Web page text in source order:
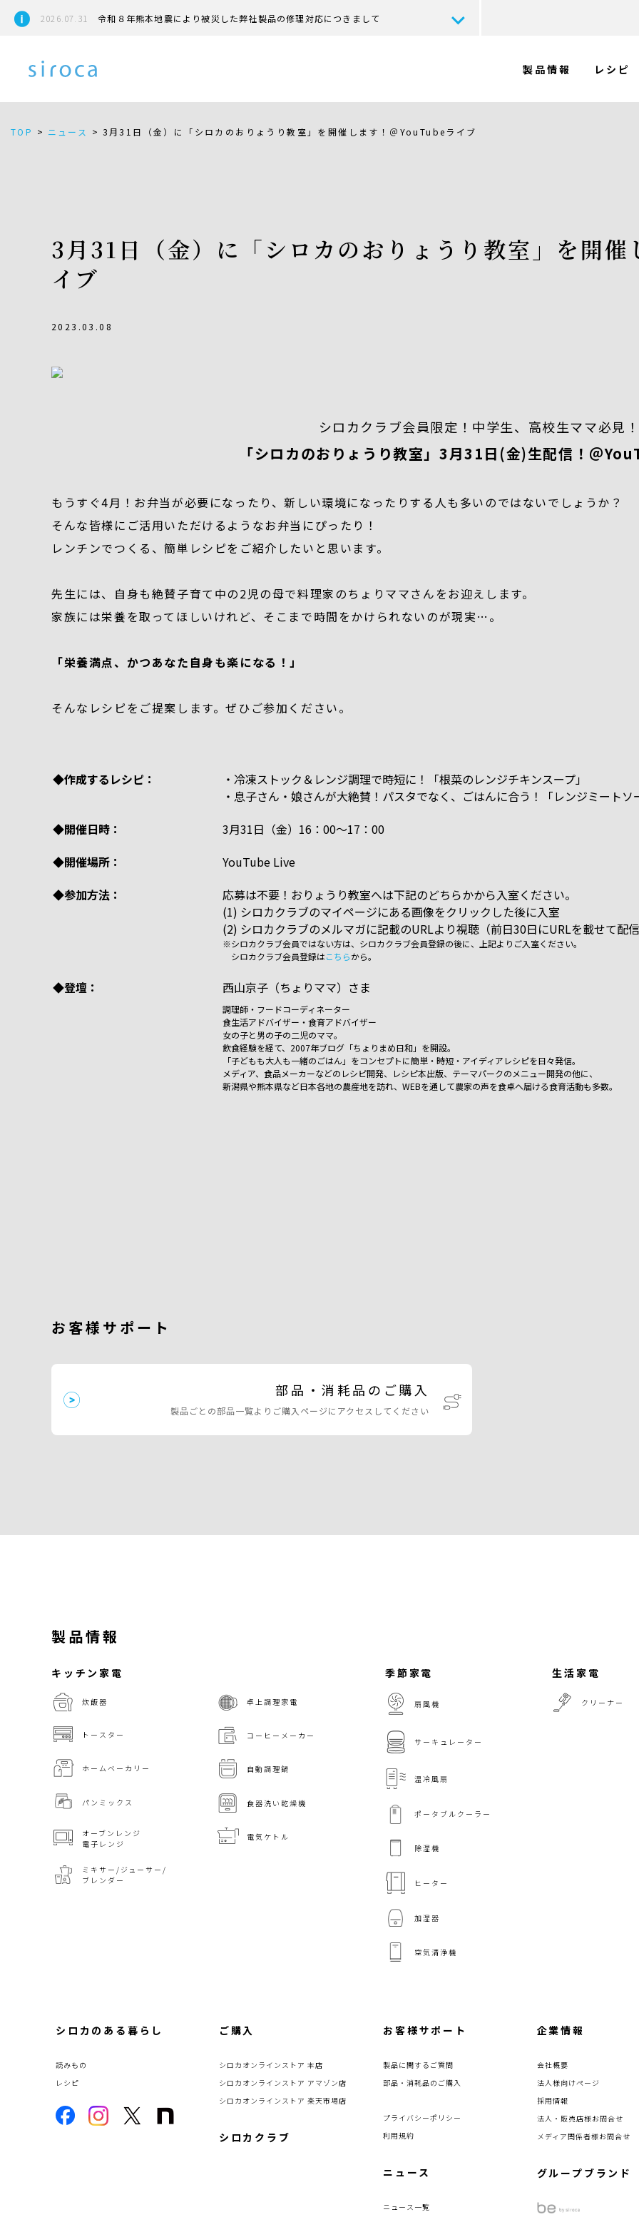
2026.07.31 令和８年熊本地震により被災した弊社製品の修理対応につきまして
製品情報 レシピ
TOP > ニュース > 3月31日（金）に「シロカのおりょうり教室」を開催します！＠YouTubeライブ
3月31日（金）に「シロカのおりょうり教室」を開
イブ
2023.03.08
シロカクラブ会員限定！中学生、高校生ママ必見！
「シロカのおりょうり教室」3月31日(金)生配信！＠
もうすぐ4月！お弁当が必要になったり、新しい環境になったりする人も多いのではないでしょうか？
そんな皆様にご活用いただけるようなお弁当にぴったり！
レンチンでつくる、簡単レシピをご紹介したいと思います。
先生には、自身も絶賛子育て中の2児の母で料理家のちょりママさんをお迎えします。
家族には栄養を取ってほしいけれど、そこまで時間をかけられないのが現実…。
「栄養満点、かつあなた自身も楽になる！」
そんなレシピをご提案します。ぜひご参加ください。
◆作成するレシピ：
・冷凍ストック＆レンジ調理で時短に！「根菜のレンジチキンスープ」
・息子さん・娘さんが大絶賛！パスタでなく、ごはんに合う！「レンジミートソ
◆開催日時：
3月31日（金）16：00～17：00
◆開催場所：
YouTube Live
◆参加方法：
応募は不要！おりょうり教室へは下記のどちらかから入室ください。
(1) シロカクラブのマイページにある画像をクリックした後に入室
(2) シロカクラブのメルマガに記載のURLより視聴（前日30日にURLを載せて配信
※シロカクラブ会員ではない方は、シロカクラブ会員登録の後に、上記よりご入室ください。
シロカクラブ会員登録はこちらから。
◆登壇： 西山京子（ちょりママ）さま
調理師・フードコーディネーター
食生活アドバイザー・食育アドバイザー
女の子と男の子の二児のママ。
飲食経験を経て、2007年ブログ「ちょりまめ日和」を開設。
「子どもも大人も一緒のごはん」をコンセプトに簡単・時短・アイディアレシピを日々発信。
メディア、食品メーカーなどのレシピ開発、レシピ本出版、テーマパークのメニュー開発の他に、
新潟県や熊本県など日本各地の農産地を訪れ、WEBを通して農家の声を食卓へ届ける食育活動も多数。
お客様サポート
部品・消耗品のご購入
製品ごとの部品一覧よりご購入ページにアクセスしてください
製品情報
キッチン家電
炊飯器 卓上調理家電
トースター コーヒーメーカー
ホームベーカリー 自動調理鍋
パンミックス 食器洗い乾燥機
オーブンレンジ
電子レンジ
電気ケトル
ミキサー/ジューサー/
ブレンダー
季節家電
扇風機
サーキュレーター
温冷風扇
ポータブルクーラー
除湿機
ヒーター
加湿器
空気清浄機
生活家電
クリーナー
シロカのある暮らし
読みもの
レシピ
ご購入
シロカオンラインストア 本店
シロカオンラインストア アマゾン店
シロカオンラインストア 楽天市場店
シロカクラブ
お客様サポート
製品に関するご質問
部品・消耗品のご購入
プライバシーポリシー
利用規約
ニュース
ニュース一覧
企業情報
会社概要
法人様向けページ
採用情報
法人・販売店様お問合せ
メディア関係者様お問合せ
グループブランド